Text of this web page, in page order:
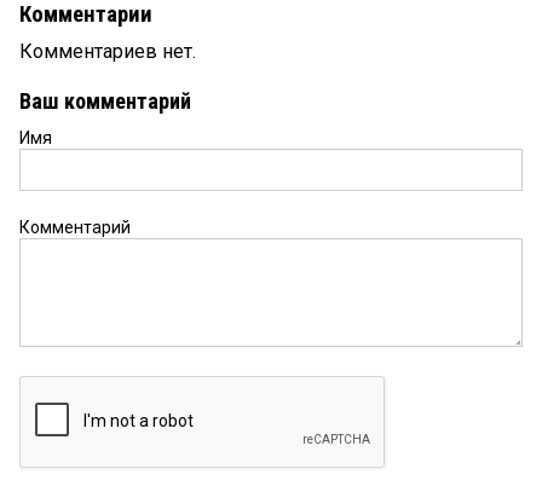
Комментарии
Комментариев нет.
Ваш комментарий
Имя
Комментарий